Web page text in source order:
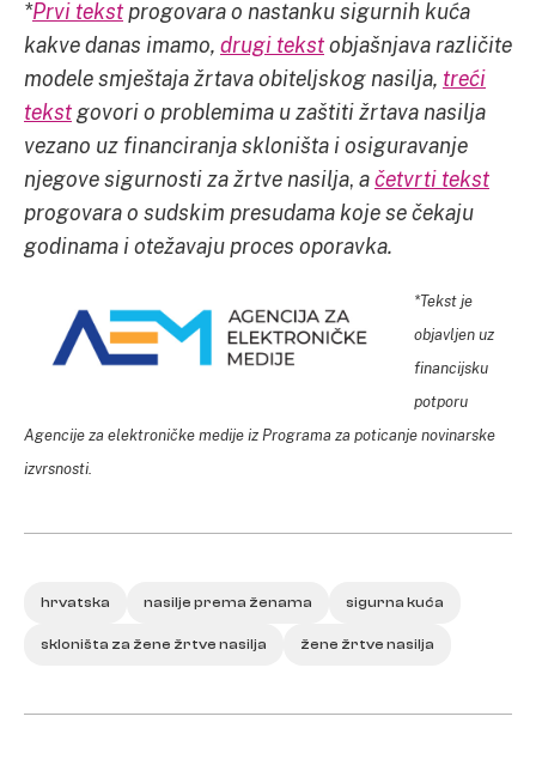
*Prvi tekst progovara o nastanku sigurnih kuća
kakve danas imamo, drugi tekstobjašnjava različite
modele smještaja žrtava obiteljskog nasilja, treći
tekst govori o problemima u zaštiti žrtava nasilja
vezano uz financiranja skloništa i osiguravanje
njegove sigurnosti za žrtve nasilja, ačetvrti tekst
progovara o sudskim presudama koje se čekaju
godinama i otežavaju proces oporavka.
*Tekst je
objavljen uz
financijsku
potporu
Agencije za elektroničke medije iz Programa za poticanje novinarske
izvrsnosti.
hrvatska nasilje prema ženama sigurna kuća
skloništa za žene žrtve nasilja žene žrtve nasilja